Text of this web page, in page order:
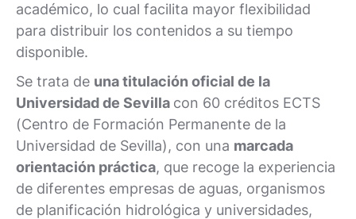
académico, lo cual facilita mayor flexibilidad
para distribuir los contenidos a su tiempo
disponible.
Se trata de una titulación oficial de la
Universidad de Sevilla con 60 créditos ECTS
(Centro de Formación Permanente de la
Universidad de Sevilla), con una marcada
orientación práctica, que recoge la experiencia
de diferentes empresas de aguas, organismos
de planificación hidrológica y universidades,